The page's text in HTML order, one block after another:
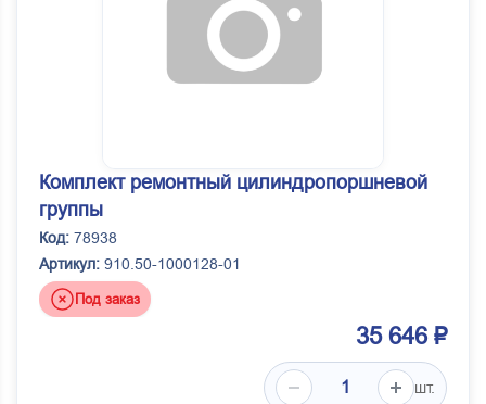
Комплект ремонтный цилиндропоршневой
группы
Код: 78938
Артикул: 910.50-1000128-01
Под заказ
35 646 ₽
шт.